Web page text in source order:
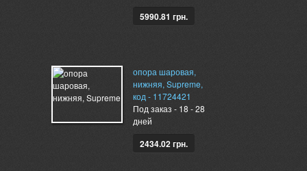
5990.81 грн.
опора шаровая,
нижняя, Supreme,
код - 11724421
Под заказ - 18 - 28
дней
2434.02 грн.